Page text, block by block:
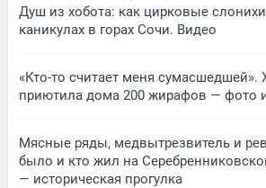
Душ из хобота: как цирковые
каникулах в горах Сочи. Видео
«Кто-то считает меня сумасшедшей».
приютила дома 200 жирафов — фото
Мясные ряды, медвытрезвитель и
было и кто жил на
— историческая прогулка